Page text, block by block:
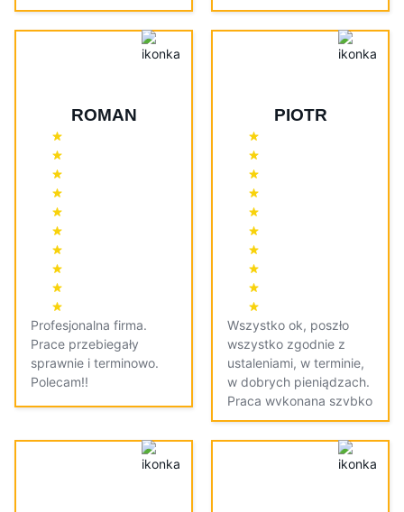
ROMAN
Profesjonalna firma.
Prace przebiegały
sprawnie i terminowo.
Polecam!!
PIOTR
Wszystko ok, poszło
wszystko zgodnie z
ustaleniami, w terminie,
w dobrych pieniądzach.
Praca wykonana szybko
i dokładnie.